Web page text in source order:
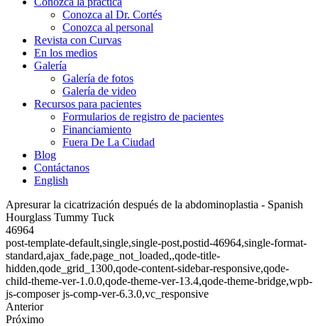
Conozca al Dr. Cortés
Conozca al personal
Revista con Curvas
En los medios
Galería
Galería de fotos
Galería de video
Recursos para pacientes
Formularios de registro de pacientes
Financiamiento
Fuera De La Ciudad
Blog
Contáctanos
English
Apresurar la cicatrización después de la abdominoplastia - Spanish
Hourglass Tummy Tuck
46964
post-template-default,single,single-post,postid-46964,single-format-
standard,ajax_fade,page_not_loaded,,qode-title-
hidden,qode_grid_1300,qode-content-sidebar-responsive,qode-
child-theme-ver-1.0.0,qode-theme-ver-13.4,qode-theme-bridge,wpb-
js-composer js-comp-ver-6.3.0,vc_responsive
Anterior
Próximo